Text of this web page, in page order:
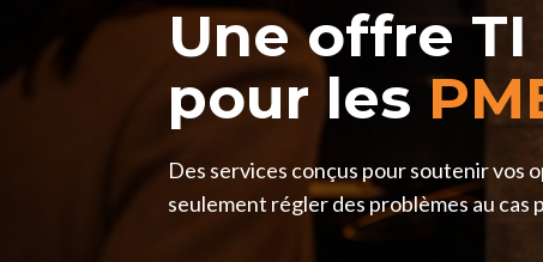
Une offre
pour les
Des services conçus pour soutenir vos
seulement régler des problèmes au cas